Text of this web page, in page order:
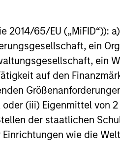
2014/65/EU („MiFID“)):
ein
ein
auf den
(iii) Eigenmittel von 2
der staatlichen
wie die
Dataminr Announces
Financing Round,
Valuation to $4.1B
Dataminr, the leading real-time
information discovery platform,
announced the close of a $475
financing round at a $4.1 billion
Investors in the financing
Valor Equity Partners, MSD
Reinvent Capital, ArrowMark